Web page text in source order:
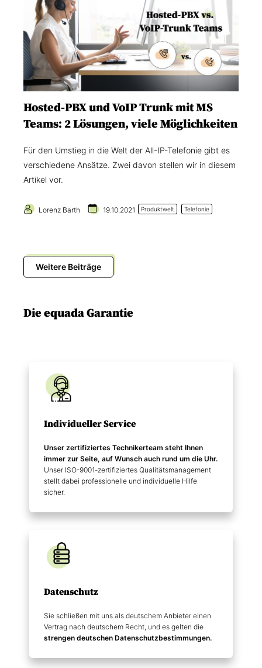
Hosted-PBX und VoIP Trunk mit MS
Teams: 2 Lösungen, viele Möglichkeiten
Für den Umstieg in die Welt der All-IP-Telefonie gibt es
verschiedene Ansätze. Zwei davon stellen wir in diesem
Artikel vor.
Lorenz Barth 19.10.2021 Produktwelt Telefonie
Weitere Beiträge
Die equada Garantie
Individueller Service
Unser zertifiziertes Technikerteam steht Ihnen
immer zur Seite, auf Wunsch auch rund um die Uhr.
Unser ISO-9001-zertifiziertes Qualitätsmanagement
stellt dabei professionelle und individuelle Hilfe
sicher.
Datenschutz
Sie schließen mit uns als deutschem Anbieter einen
Vertrag nach deutschem Recht, und es gelten die
strengen deutschen Datenschutz­bestimmungen.